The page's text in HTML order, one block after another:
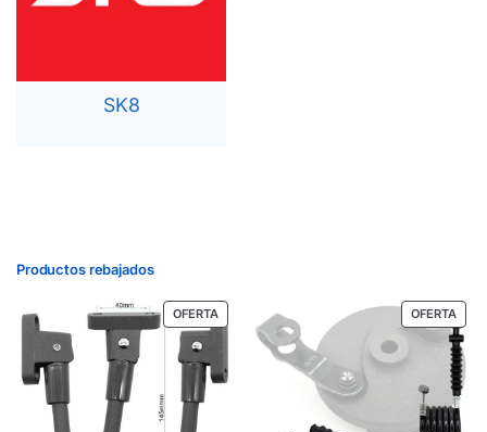
SK8
Productos rebajados
OFERTA OFERTA